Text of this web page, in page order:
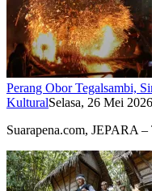
Perang Obor Tegalsambi,
KulturalSelasa, 26 Mei
Suarapena.com, JEPARA